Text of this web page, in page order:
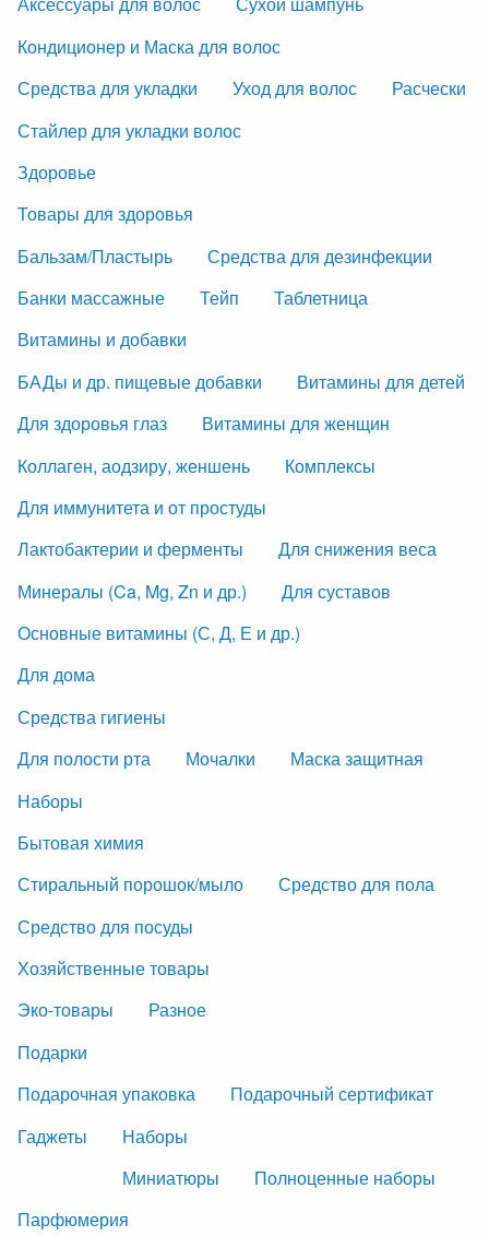
Кондиционер и Маска для волос
Средства для укладки
Уход для волос
Расчески
Стайлер для укладки волос
Здоровье
Товары для здоровья
Бальзам/Пластырь
Средства для дезинфекции
Банки массажные
Тейп
Таблетница
Витамины и добавки
БАДы и др. пищевые добавки
Витамины для детей
Для здоровья глаз
Витамины для женщин
Коллаген, аодзиру, женшень
Комплексы
Для иммунитета и от простуды
Лактобактерии и ферменты
Для снижения веса
Минералы (Ca, Mg, Zn и др.)
Для суставов
Основные витамины (С, Д, Е и др.)
Для дома
Средства гигиены
Для полости рта
Мочалки
Маска защитная
Наборы
Бытовая химия
Стиральный порошок/мыло
Средство для пола
Средство для посуды
Хозяйственные товары
Эко-товары
Разное
Подарки
Подарочная упаковка
Подарочный сертификат
Гаджеты
Наборы
Миниатюры
Полноценные наборы
Парфюмерия